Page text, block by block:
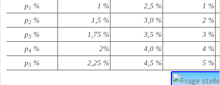
p 1 % 1 % 2,5 %
1 %
p2% 1,5 % 3,0 %
2 %
p3 % 1,75 % 3,5 %
3 %
p4 % 2% 4,0 %
4 %
p5 % 2,25 % 4,5 % 5 %